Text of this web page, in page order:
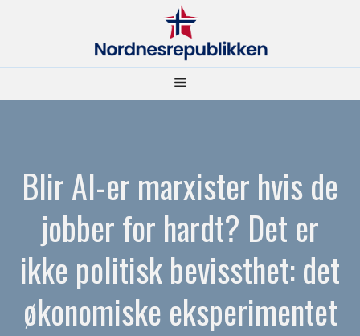
Meny
Blir AI-er marxister hvis de
jobber for hardt? Det er
ikke politisk bevissthet: det
økonomiske eksperimentet